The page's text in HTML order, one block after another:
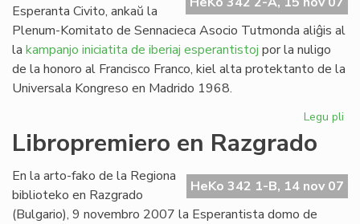
Esperanta Civito, ankaŭ la
Plenum-Komitato de Sennacieca Asocio Tutmonda aliĝis al
la kampanjo iniciatita de iberiaj esperantistoj por la nuligo
de la honoro al Francisco Franco, kiel alta protektanto de la
Universala Kongreso en Madrido 1968.
Legu pli
Libropremiero en Razgrado
HeKo 342 1-B, 14 nov 07
En la arto-fako de la Regiona
biblioteko en Razgrado
(Bulgario), 9 novembro 2007 la Esperantista domo de